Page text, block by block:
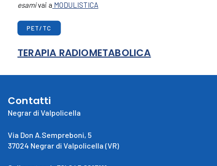
esamivai a MODULISTICA
PET/TC
TERAPIA RADIOMETABOLICA
Contatti
Negrar di Valpolicella
Via Don A.Sempreboni, 5
37024 Negrar di Valpolicella (VR)